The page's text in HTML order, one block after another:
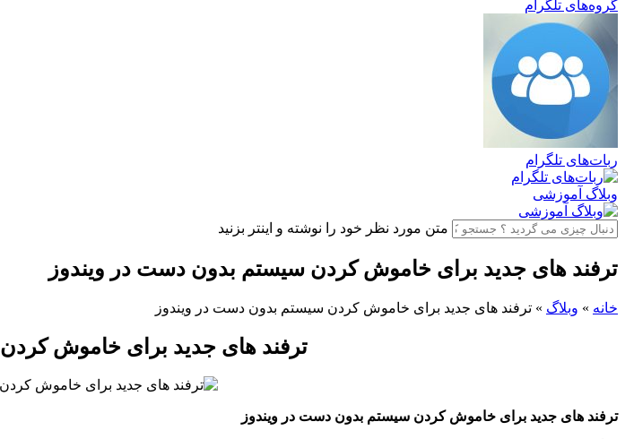
گروه‌های تلگرام
ربات‌های تلگرام
وبلاگ آموزشی
متن مورد نظر خود را نوشته و اینتر بزنید
ترفند های جدید برای خاموش کردن سیستم بدون دست در ویندوز
خانه » وبلاگ » ترفند های جدید برای خاموش کردن سیستم بدون دست در ویندوز
ترفند های جدید برای خاموش
ترفند های جدید برای خاموش کردن سیستم بدون دست در ویندوز